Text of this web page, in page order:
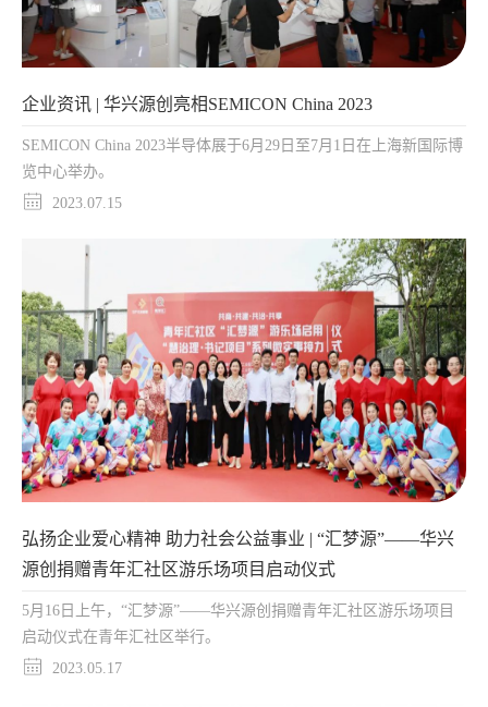
企业资讯 | 华兴源创亮相SEMICON China 2023
SEMICON China 2023半导体展于6月29日至7月1日在上海新国际博
览中心举办。
2023.07.15
弘扬企业爱心精神 助力社会公益事业 | “汇梦源”——华兴
源创捐赠青年汇社区游乐场项目启动仪式
5月16日上午，“汇梦源”——华兴源创捐赠青年汇社区游乐场项目
启动仪式在青年汇社区举行。
2023.05.17